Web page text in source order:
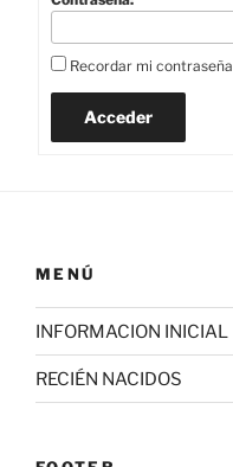
Recordar mi contraseña
Acceder
MENÚ
INFORMACION INICIAL
RECIÉN NACIDOS